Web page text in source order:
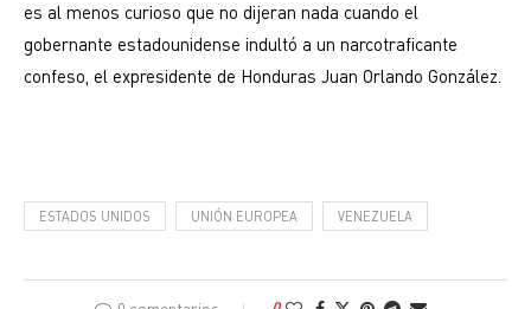
es al menos curioso que no dijeran nada cuando el
gobernante estadounidense indultó a un narcotraficante
confeso, el expresidente de Honduras Juan Orlando González.
ESTADOS UNIDOS UNIÓN EUROPEA VENEZUELA